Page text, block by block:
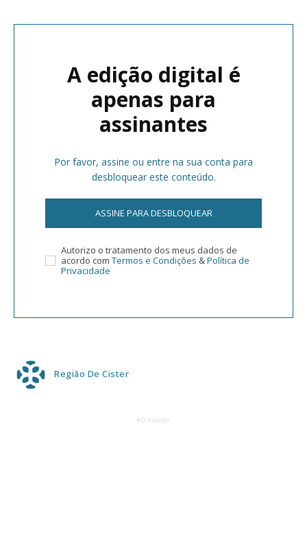
A edição digital é
apenas para
assinantes
Por favor, assine ou entre na sua conta para
desbloquear este conteúdo.
ASSINE PARA DESBLOQUEAR
Autorizo o tratamento dos meus dados de
acordo com Termos e Condições &Política de
Privacidade
Região De Cister
AD Footer